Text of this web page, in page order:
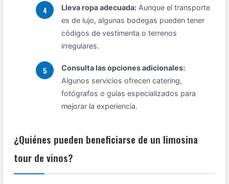
Lleva ropa adecuada: Aunque el transporte
es de lujo, algunas bodegas pueden tener
códigos de vestimenta o terrenos
irregulares.
Consulta las opciones adicionales:
Algunos servicios ofrecen catering,
fotógrafos o guías especializados para
mejorar la experiencia.
¿Quiénes pueden beneficiarse de un limosina
tour de vinos?